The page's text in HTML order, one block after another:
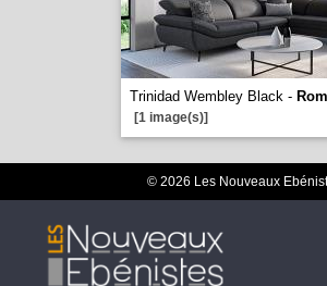
Trinidad Wembley Black - Rom
[1 image(s)]
© 2026 Les Nouveaux